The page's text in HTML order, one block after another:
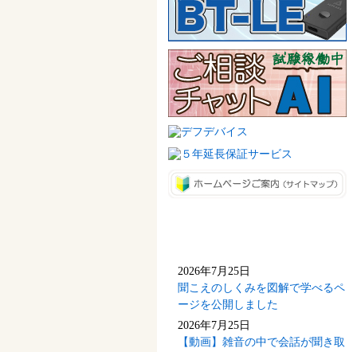
2026年7月25日
聞こえのしくみを図解で学べるペ
ージを公開しました
2026年7月25日
【動画】雑音の中で会話が聞き取